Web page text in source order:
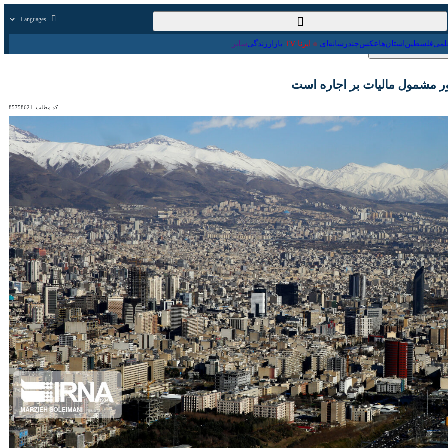
علمی فلسطین استان‌ها عکس چندرسانه‌ای ایرنا TV
مالیات بر اجاره است
کد مطلب: 85758621